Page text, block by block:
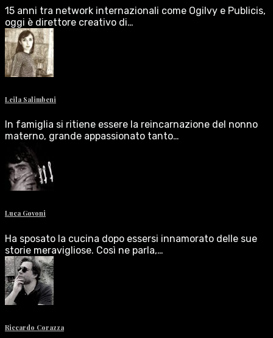
15 anni tra network internazionali come Ogilvy e Publicis,
oggi è direttore creativo di…
Leila Salimbeni
In famiglia si ritiene essere la reincarnazione del nonno
materno, grande appassionato tanto…
Luca Govoni
Ha sposato la cucina dopo essersi innamorato delle sue
storie meravigliose. Così ne parla,…
Riccardo Corazza